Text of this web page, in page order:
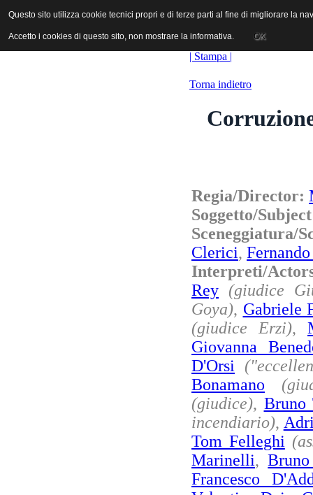
ANICA | Associazione Nazionale Industrie Cinematografiche
| Stampa |
Torna indietro
Regia/Director:
Soggetto/
Sceneggiatura/
Clerici,
Interpreti/
Rey (giudice
Goya), Gabriele
(giudice Erzi),
Giovanna
D'Orsi
Bonamano
(giudice), Bruno
incendiario),
Tom Felleghi
Marinelli,
Francesco
Questo sito utilizza cookie tecnici propri e di terze parti al fine di migliorare la
Accetto i cookies di questo sito, non mostrare la informativa. OK
Questo sito utilizza cookie tecnici propri e di terze parti al fine di migliorare la
Accetto i cookies di questo sito, non mostrare la informativa. OK